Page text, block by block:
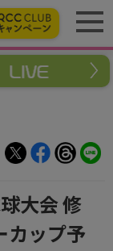
大会 修
カップ予